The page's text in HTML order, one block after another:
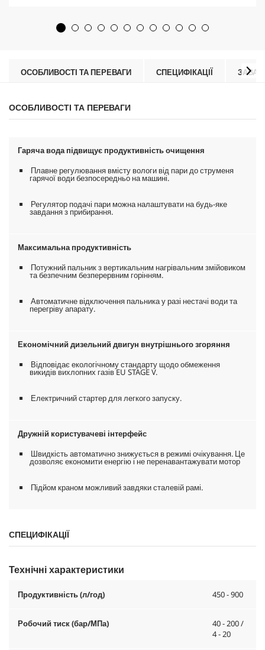
ОСОБЛИВОСТІ ТА ПЕРЕВАГИ СПЕЦИФІКАЦІЇ
ОСОБЛИВОСТІ ТА ПЕРЕВАГИ
Гаряча вода підвищує продуктивність очищення
Плавне регулювання вмісту вологи від пари до струменя
гарячої води безпосередньо на машині.
Регулятор подачі пари можна налаштувати на будь-яке
завдання з прибирання.
Максимальна продуктивність
Потужний пальник з вертикальним нагрівальним змійовиком
та безпечним безперервним горінням.
Автоматичне відключення пальника у разі нестачі води та
перегріву апарату.
Економічний дизельний двигун внутрішнього згоряння
Відповідає екологічному стандарту щодо обмеження
викидів вихлопних газів EU STAGE V.
Електричний стартер для легкого запуску.
Дружній користувачеві інтерфейс
Швидкість автоматично знижується в режимі очікування. Це
дозволяє економити енергію і не перенавантажувати мотор
Підйом краном можливий завдяки сталевій рамі.
СПЕЦИФІКАЦІЇ
Технічні характеристики
Продуктивність (л/год) 450 - 900
Робочий тиск (бар/МПа)
40 - 200 /
4 - 20